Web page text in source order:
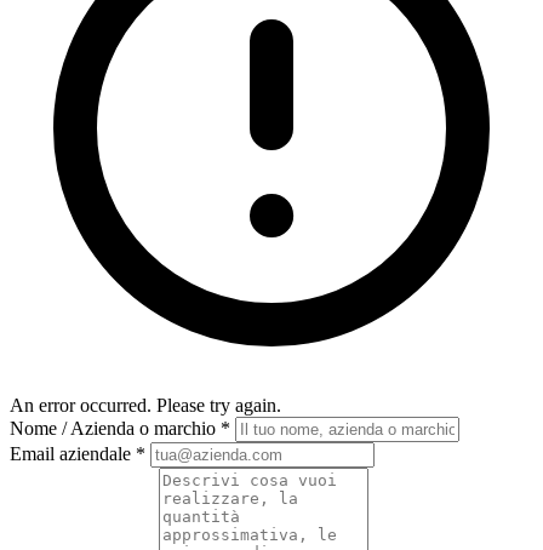
An error occurred. Please try again.
Nome / Azienda o marchio *
Email aziendale *